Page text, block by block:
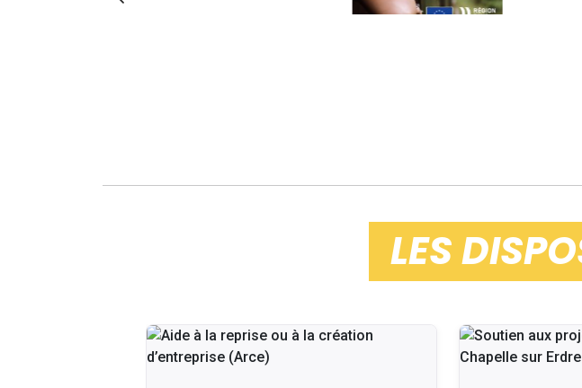
LES